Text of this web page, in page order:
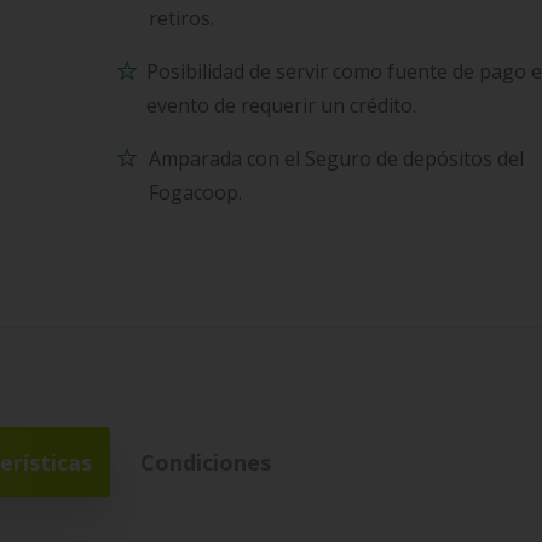
retiros.
Posibilidad de servir como fuente de pago
evento de requerir un crédito.
Amparada con el Seguro de depósitos del
Fogacoop.